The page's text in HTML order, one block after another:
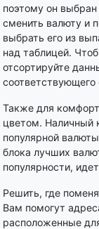
поэтому он
сменить валюту и
выбрать его из
над таблицей.
отсортируйте
соответствующего
Также для
цветом. Наличный
популярной
блока лучших
популярности,
Решить, где
Вам помогут
расположенные